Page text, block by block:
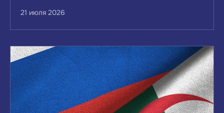
Государственно-частное партнерство
Национальные проекты
ВЫБЕРИТЕ ИНТЕРЕСУЮЩИЙ ВАС УРОВЕНЬ
НОВОСТЕЙ:
Федеральные
Краевые
21 июля 2026